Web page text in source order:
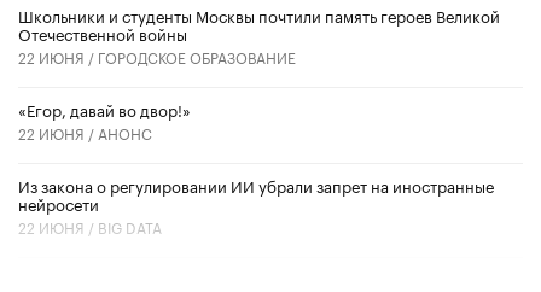
Школьники и студенты Москвы почтили память героев Великой
Отечественной войны
22 ИЮНЯ / ГОРОДСКОЕ ОБРАЗОВАНИЕ
«Егор, давай во двор!»
22 ИЮНЯ / АНОНС
Из закона о регулировании ИИ убрали запрет на иностранные
нейросети
22 ИЮНЯ / BIG DATA